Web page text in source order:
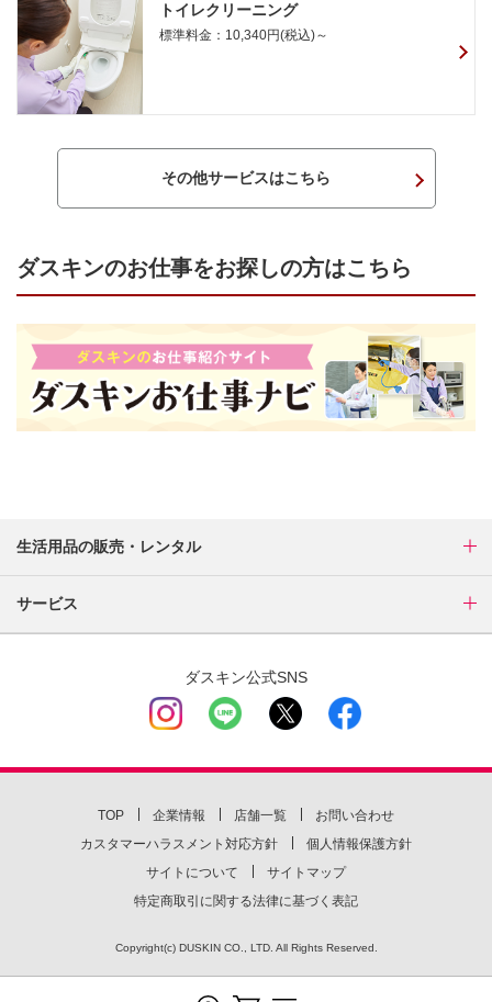
トイレクリーニング
標準料金：10,340円(税込)～
その他サービスはこちら
ダスキンのお仕事をお探しの方はこちら
生活用品の販売・レンタル
サービス
ダスキン公式SNS
TOP 企業情報 店舗一覧
お問い合わせ
カスタマーハラスメント対応方針
個人情報保護方針
サイトについて
サイトマップ
特定商取引に関する法律に基づく表記
Copyright(c) DUSKIN CO., LTD. All Rights Reserved.